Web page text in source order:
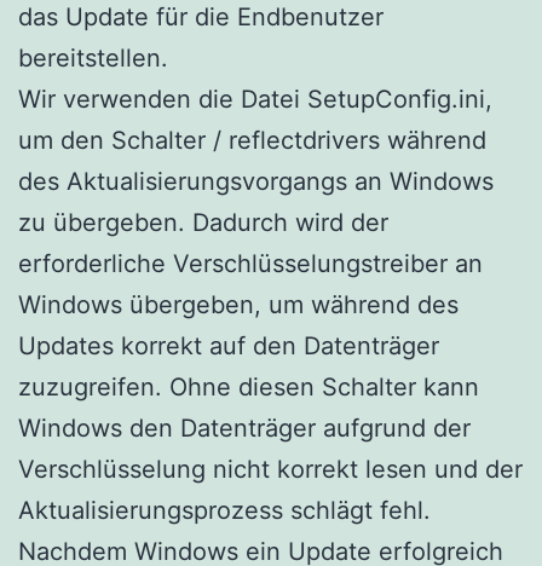
das Update für die Endbenutzer
bereitstellen.
Wir verwenden die Datei SetupConfig.ini,
um den Schalter / reflectdrivers während
des Aktualisierungsvorgangs an Windows
zu übergeben. Dadurch wird der
erforderliche Verschlüsselungstreiber an
Windows übergeben, um während des
Updates korrekt auf den Datenträger
zuzugreifen. Ohne diesen Schalter kann
Windows den Datenträger aufgrund der
Verschlüsselung nicht korrekt lesen und der
Aktualisierungsprozess schlägt fehl.
Nachdem Windows ein Update erfolgreich